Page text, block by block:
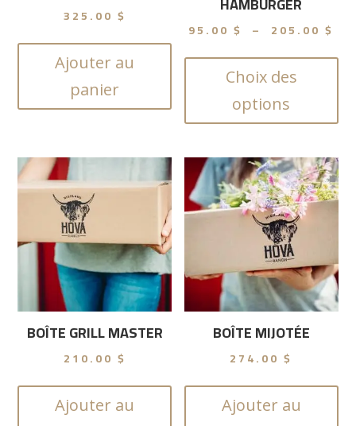
325.00 $
Ajouter au
panier
95.00$ – 205.00$
de
à
Choix des
options
Les
la
BOÎTE GRILL MASTER
210.00 $
Ajouter au
BOÎTE MIJOTÉE
274.00$
Ajouter au